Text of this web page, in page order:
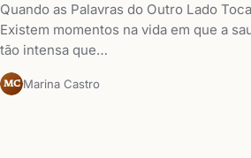
Quando as Palavras do Outro Lado
Existem momentos na vida em que a
tão intensa que…
MC Marina Castro